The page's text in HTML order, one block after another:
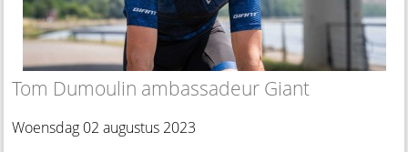
Tom Dumoulin ambassadeur Giant
Woensdag 02 augustus 2023